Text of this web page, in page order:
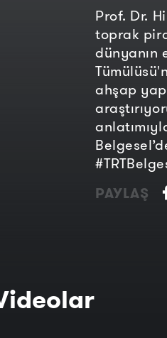
Prof. Dr.
toprak
dünyanın
ahşap
PAYLAŞ